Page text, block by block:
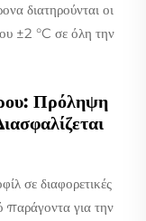
διατηρούνται οι
±2 °C σε όλη την
Πρόληψη
σε διαφορετικές
παράγοντα για την